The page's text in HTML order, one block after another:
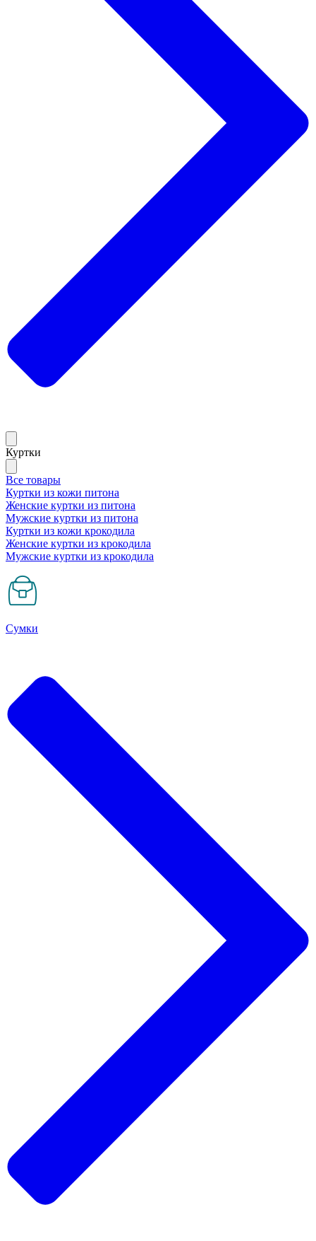
Куртки
Все товары
Куртки из кожи питона
Женские куртки из питона
Мужские куртки из питона
Куртки из кожи крокодила
Женские куртки из крокодила
Мужские куртки из крокодила
Сумки